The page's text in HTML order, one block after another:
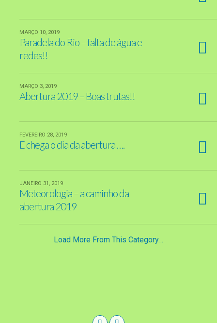
MARÇO 10, 2019
Paradela do Rio – falta de água e
redes!!
MARÇO 3, 2019
Abertura 2019 – Boas trutas!!
FEVEREIRO 28, 2019
E chega o dia da abertura ….
JANEIRO 31, 2019
Meteorologia – a caminho da
abertura 2019
Load More From This Category…